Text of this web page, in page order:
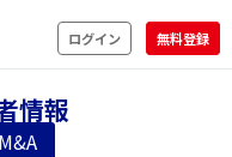
ログイン 無料登録
情報